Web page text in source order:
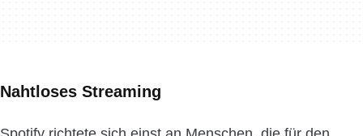
Nahtloses Streaming